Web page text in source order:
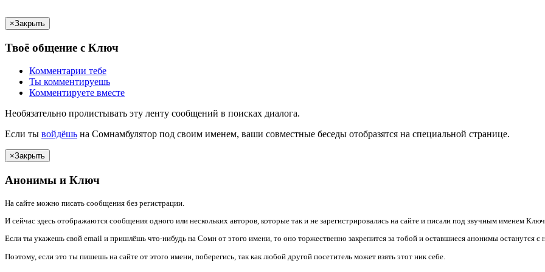
×Закрыть
Твоё общение с Ключ
Комментарии тебе
Ты комментируешь
Комментируете вместе
Необязательно пролистывать эту ленту сообщений в поисках диалога.
Если ты войдёшь на Сомнамбулятор под своим именем, ваши совместные беседы отобразятся на специальной странице.
×Закрыть
Анонимы и Ключ
На сайте можно писать сообщения без регистрации.
И сейчас здесь отображаются сообщения одного или нескольких авторов, которые так и не зарегистрировались на сайте и писали под звучным именем Ключ
Если ты укажешь свой email и пришлёшь что-нибудь на Сомн от этого имени, то оно торжественно закрепится за тобой и оставшиеся анонимы останутся с
Поэтому, если это ты пишешь на сайте от этого имени, поберегись , так как любой другой посетитель может взять этот ник себе.